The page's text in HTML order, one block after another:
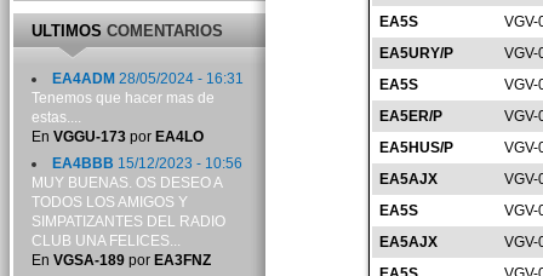
EA5S
VGV-
EA5URY/P
VGV-
EA5S
VGV-
EA5ER/P
VGV-
EA5HUS/P
VGV-
EA5AJX
VGV-
EA5S
VGV-
EA5AJX
VGV-
ULTIMOSCOMENTARIOS
EA4ADM 28/05/2024 - 16:31
Tenemos que hacer mas de
estas....
En VGGU-173por EA4LO
EA4BBB 15/12/2023 - 10:56
MUY BUENAS. OS DESEO A
TODOS LOS AMIGOS Y
SIMPATIZANTES DEL RADIO
CLUB UNA FELICES...
En VGSA-189por EA3FNZ